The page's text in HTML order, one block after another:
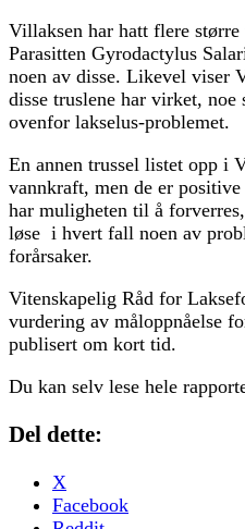
Villaksen har hatt flere større
Parasitten Gyrodactylus
noen av disse. Likevel viser
disse truslene har virket,
ovenfor lakselus-problemet.
En annen trussel listet opp i
vannkraft, men de er
har muligheten til å
løse i hvert fall noen av
forårsaker.
Vitenskapelig Råd for
vurdering av måloppnåelse
publisert om kort tid.
Du kan selv lese hele
Del dette:
X
Facebook